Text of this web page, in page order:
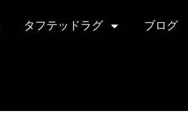
タフテッドラグ ブログ